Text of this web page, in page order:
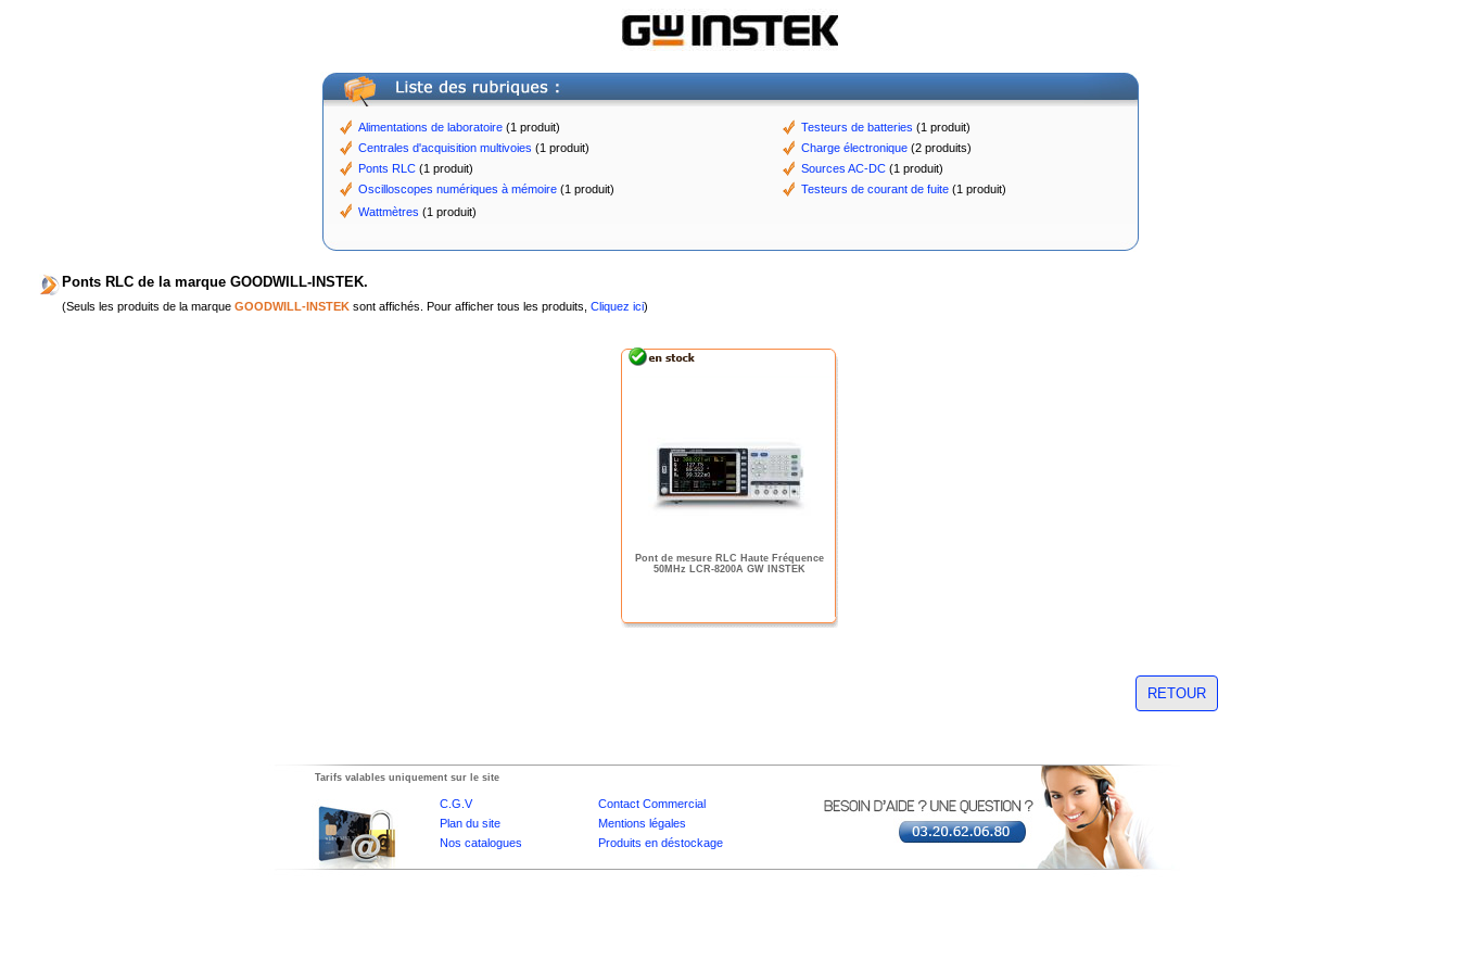
Alimentations de laboratoire(1 produit) Testeurs de batteries (1 produit)
Centrales d'acquisition multivoies (1 produit) Charge électronique(2 produits)
Ponts RLC(1 produit) Sources AC-DC(1 produit)
Oscilloscopes numériques à mémoire(1 produit) Testeurs de courant de fuite(1 produit)
Wattmètres (1 produit)
Ponts RLC de la marque GOODWILL-INSTEK.
(Seuls les produits de la marque GOODWILL-INSTEK sont affichés. Pour afficher tous les produits, Cliquez ici)
Pont de mesure RLC Haute Fréquence
50MHz LCR-8200A GW INSTEK
RETOUR
Tarifs valables uniquement sur le site
C.G.V
Contact Commercial
Plan du site
Mentions légales
Nos catalogues
Produits en déstockage